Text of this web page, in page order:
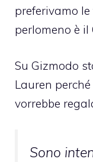
preferivamo
perlomeno è il
Su Gizmodo
Lauren
vorrebbe
Sono